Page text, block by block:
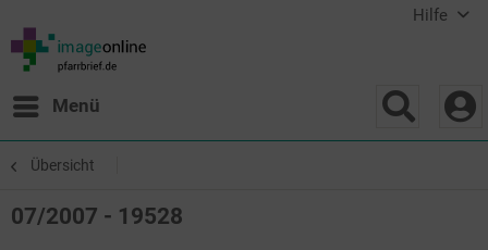
Hilfe
Menü
Übersicht
07/2007 - 19528